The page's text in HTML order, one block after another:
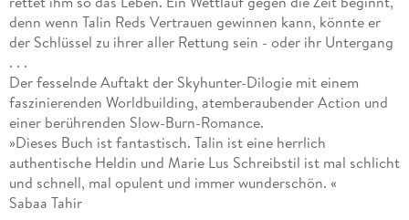
denn wenn Talin Reds Vertrauen gewinnen kann, könnte er
der Schlüssel zu ihrer aller Rettung sein - oder ihr Untergang
. . .
Der fesselnde Auftakt der Skyhunter-Dilogie mit einem
faszinierenden Worldbuilding, atemberaubender Action und
einer berührenden Slow-Burn-Romance.
»Dieses Buch ist fantastisch. Talin ist eine herrlich
authentische Heldin und Marie Lus Schreibstil ist mal schlicht
und schnell, mal opulent und immer wunderschön. «
Sabaa Tahir